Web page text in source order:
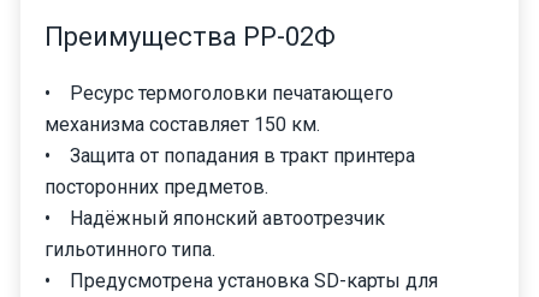
Преимущества РР-02Ф
• Ресурс термоголовки печатающего
механизма составляет 150 км.
• Защита от попадания в тракт принтера
посторонних предметов.
• Надёжный японский автоотрезчик
гильотинного типа.
• Предусмотрена установка SD-карты для